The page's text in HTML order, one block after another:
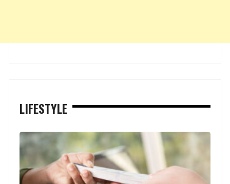
LIFESTYLE